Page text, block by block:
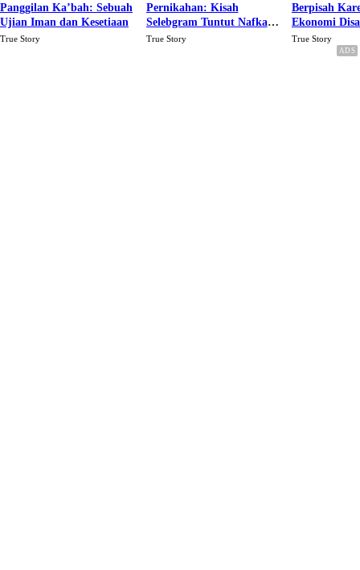
Panggilan Ka’bah: Sebuah
Ujian Iman dan Kesetiaan
True Story
Pernikahan: Kisah
Selebgram Tuntut Nafkah
Rp.15 Juta Perbulan
True Story
Berpisah
Ekonomi
Karena Cinta
True Story